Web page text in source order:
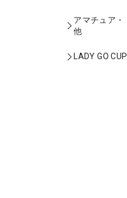
アマチュア・
他
LADY GO CUP